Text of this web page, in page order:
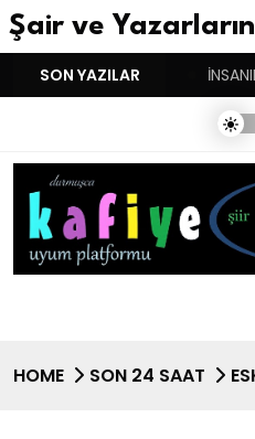
Şair ve
SON YAZILAR
BASARINDIR!
HOME SON 24 SAAT